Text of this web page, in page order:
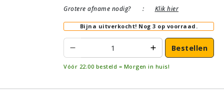
Grotere afname nodig?
: Klik hier
Bijna uitverkocht! Nog 3 op voorraad.
Bestellen
Vóór 22:00 besteld = Morgen in huis!